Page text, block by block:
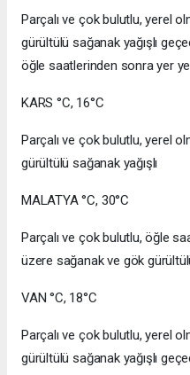
Parçalı ve çok bulutlu, yerel
gürültülü sağanak yağışlı
öğle saatlerinden sonra yer
KARS °C, 16°C
Parçalı ve çok bulutlu, yerel
gürültülü sağanak yağışlı
MALATYA °C, 30°C
Parçalı ve çok bulutlu, öğle
üzere sağanak ve gök
VAN °C, 18°C
Parçalı ve çok bulutlu, yerel
gürültülü sağanak yağışlı